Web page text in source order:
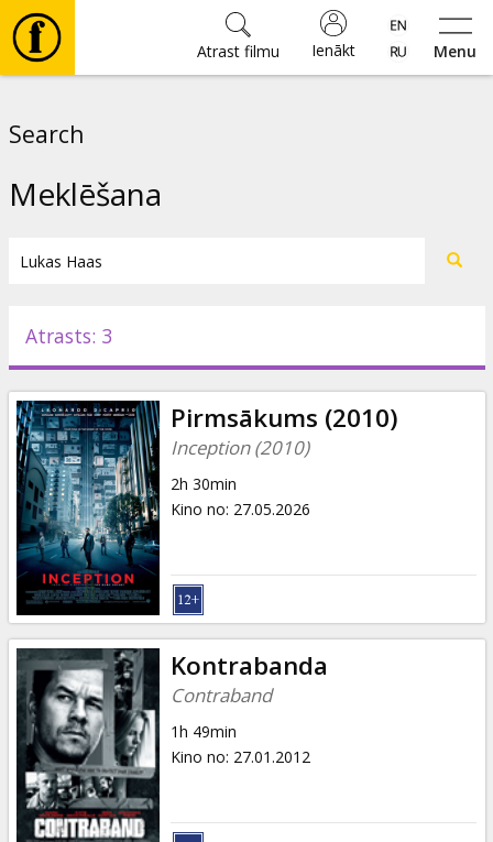
Menu
Ienākt
Atrast filmu
Pasākumi
Ziņas
Dāvanu
kartes
Uzkodas
B2B
Kino
Klubs
Search
Meklēšana
Atrasts: 3
Pirmsākums (2010)
Inception (2010)
2h 30min
Kino no: 27.05.2026
Kontrabanda
Contraband
1h 49min
Kino no: 27.01.2012